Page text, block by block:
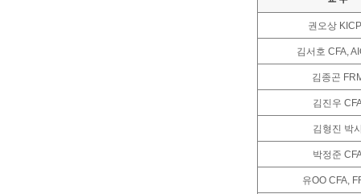
권오상
김서호 CFA,
김종곤
김진우
김형진 박
박정준
유OO CFA,